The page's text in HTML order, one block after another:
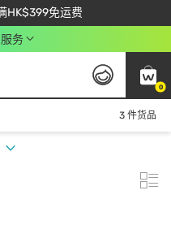
HK$399免运费
员尽享独家优惠
入 NEWAPP 即减$50
务
0
3 件货品